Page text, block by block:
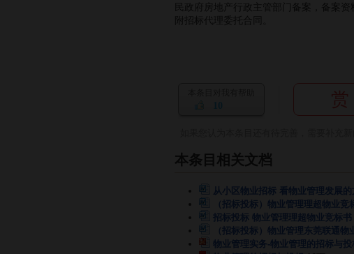
民政府房地产行政主管部门备案，备案
附招标代理委托合同。
本条目相关文档
从小区物业招标 看物业管理发展的
（招标投标）物业管理理超物业竞
招标投标 物业管理理超物业竞标书
（招标投标）物业管理东莞联通物
物业管理实务-物业管理的招标与投